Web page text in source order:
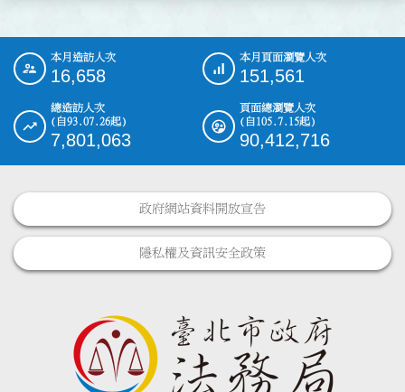
::: 本月造訪人次
16,658
本月頁面瀏覽人次
151,561
總造訪人次
(自93.07.26起)
7,801,063
頁面總瀏覽人次
(自105.7.15起)
90,412,716
政府網站資料開放宣告
隱私權及資訊安全政策